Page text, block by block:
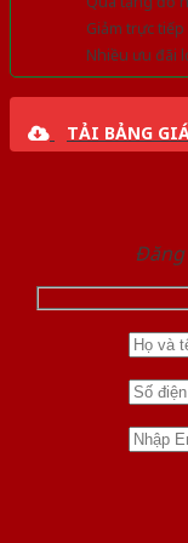
Giảm trực
Nhiều ưu đãi
TẢI BẢNG